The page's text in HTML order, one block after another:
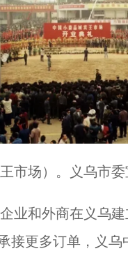
市场）。义乌市
和外商在义乌建
接更多订单，义